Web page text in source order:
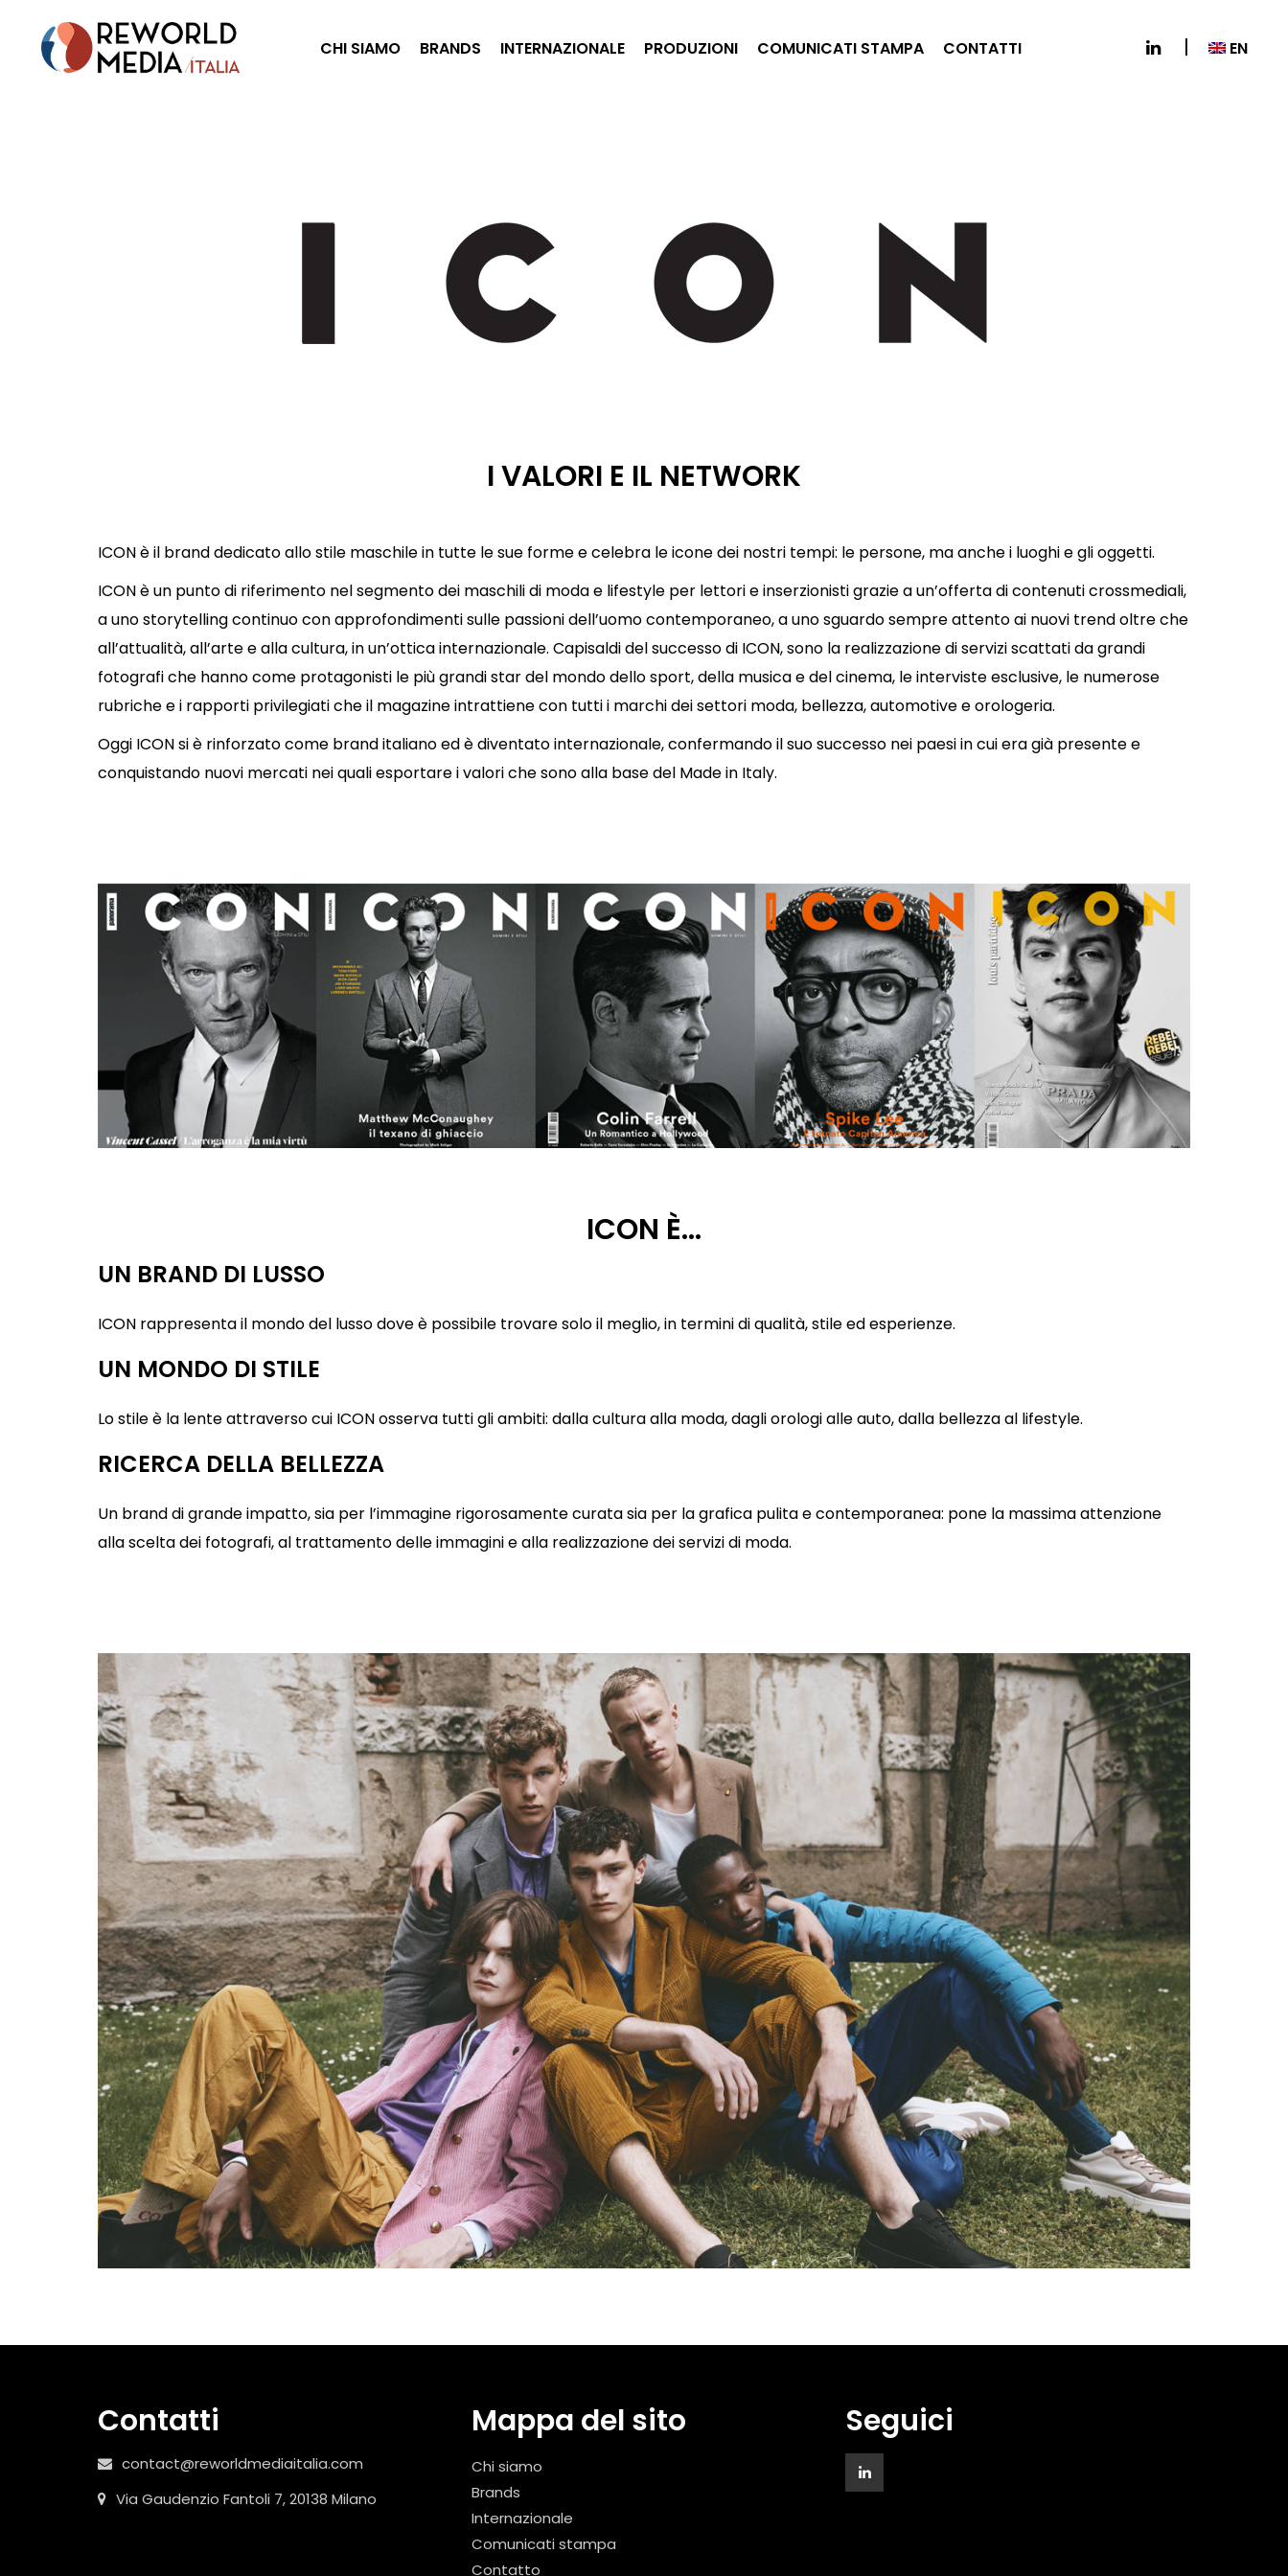
CHI SIAMO BRANDS INTERNAZIONALE PRODUZIONI COMUNICATI STAMPA CONTATTI EN
I VALORI E IL NETWORK
ICON è il brand dedicato allo stile maschile in tutte le sue forme e celebra le icone dei nostri tempi: le persone, ma anche i luoghi e gli oggetti.
ICON è un punto di riferimento nel segmento dei maschili di moda e lifestyle per lettori e inserzionisti grazie a un’offerta di contenuti crossmediali,
a uno storytelling continuo con approfondimenti sulle passioni dell’uomo contemporaneo, a uno sguardo sempre attento ai nuovi trend oltre che
all’attualità, all’arte e alla cultura, in un’ottica internazionale. Capisaldi del successo di ICON, sono la realizzazione di servizi scattati da grandi
fotografi che hanno come protagonisti le più grandi star del mondo dello sport, della musica e del cinema, le interviste esclusive, le numerose
rubriche e i rapporti privilegiati che il magazine intrattiene con tutti i marchi dei settori moda, bellezza, automotive e orologeria.
Oggi ICON si è rinforzato come brand italiano ed è diventato internazionale, confermando il suo successo nei paesi in cui era già presente e
conquistando nuovi mercati nei quali esportare i valori che sono alla base del Made in Italy.
ICON È…
UN BRAND DI LUSSO
ICON rappresenta il mondo del lusso dove è possibile trovare solo il meglio, in termini di qualità, stile ed esperienze.
UN MONDO DI STILE
Lo stile è la lente attraverso cui ICON osserva tutti gli ambiti: dalla cultura alla moda, dagli orologi alle auto, dalla bellezza al lifestyle.
RICERCA DELLA BELLEZZA
Un brand di grande impatto, sia per l’immagine rigorosamente curata sia per la grafica pulita e contemporanea: pone la massima attenzione
alla scelta dei fotografi, al trattamento delle immagini e alla realizzazione dei servizi di moda.
Contatti
contact@reworldmediaitalia.com
Via Gaudenzio Fantoli 7, 20138 Milano
Mappa del sito
Chi siamo
Brands
Internazionale
Comunicati stampa
Contatto
Seguici